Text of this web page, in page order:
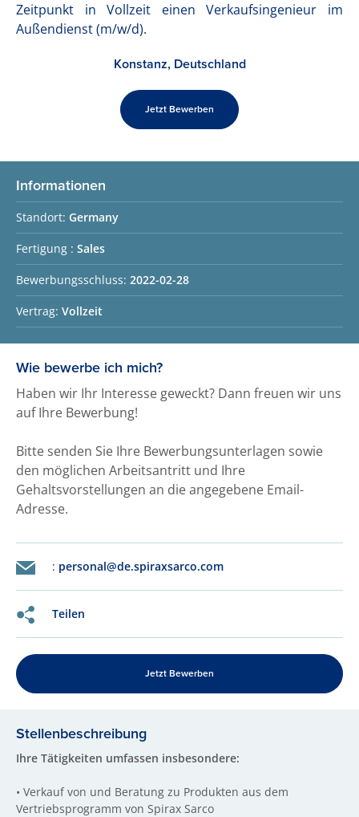
Zeitpunkt in Vollzeit einen Verkaufsingenieur im
Außendienst (m/w/d).
Konstanz, Deutschland
Jetzt Bewerben
Informationen
Standort: Germany
Fertigung : Sales
Bewerbungsschluss: 2022-02-28
Vertrag: Vollzeit
Wie bewerbe ich mich?
Haben wir Ihr Interesse geweckt? Dann freuen wir uns
auf Ihre Bewerbung!
Bitte senden Sie Ihre Bewerbungsunterlagen sowie
den möglichen Arbeitsantritt und Ihre
Gehaltsvorstellungen an die angegebene Email-
Adresse.
: personal@de.spiraxsarco.com
Teilen
Jetzt Bewerben
Stellenbeschreibung
Ihre Tätigkeiten umfassen insbesondere:
• Verkauf von und Beratung zu Produkten aus dem
Vertriebsprogramm von Spirax Sarco